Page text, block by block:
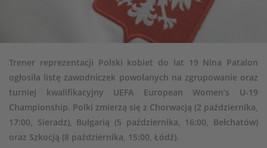
Trener reprezentacji Polski kobiet do lat 19 Nina Patalon
ogłosiła listę zawodniczek powołanych na zgrupowanie oraz
turniej kwalifikacyjny UEFA European Women’s U-19
Championship. Polki zmierzą się z Chorwacją (2 października,
17:00, Sieradz), Bułgarią (5 października, 16:00, Bełchatów)
oraz Szkocją (8 października, 15:00, Łódź).